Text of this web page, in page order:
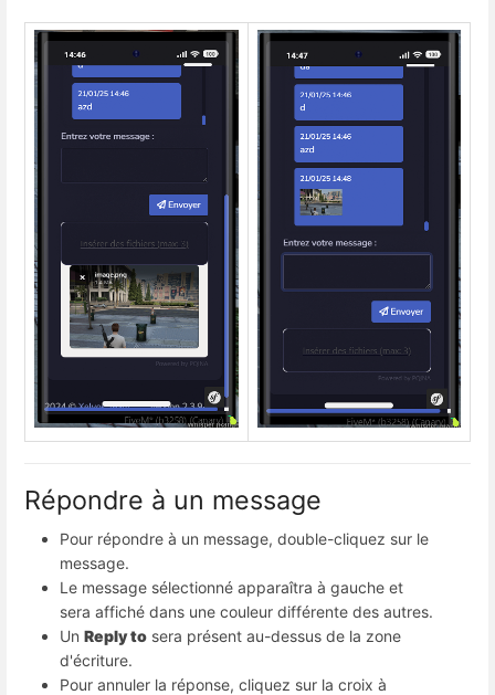
Répondre à un message
Pour répondre à un message, double-cliquez sur le
message.
Le message sélectionné apparaîtra à gauche et
sera affiché dans une couleur différente des autres.
Un Reply to sera présent au-dessus de la zone
d'écriture.
Pour annuler la réponse, cliquez sur la croix à